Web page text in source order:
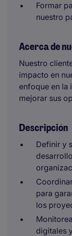
Formar
nuestro
Acerca de
Nuestro
impacto en
enfoque en la
mejorar sus
Descripción
Definir y
para
los
digitales